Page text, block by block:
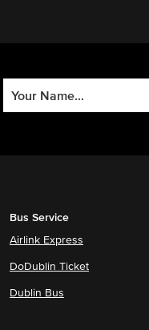
Bus Service
Airlink Express
DoDublin Ticket
Dublin Bus